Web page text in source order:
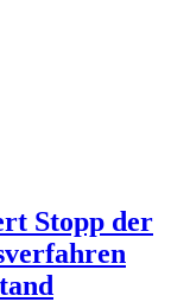
Stopp der